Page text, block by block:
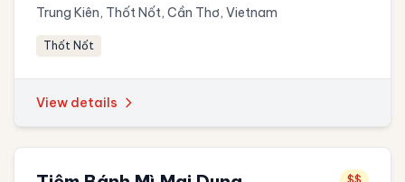
Trung Kiên, Thốt Nốt, Cần Thơ, Vietnam
Thốt Nốt
View details